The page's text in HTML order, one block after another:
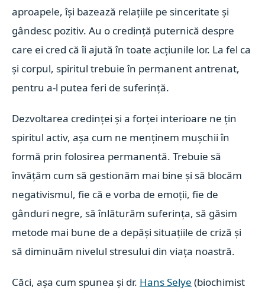
aproapele, își bazează relațiile pe sinceritate și
gândesc pozitiv. Au o credință puternică despre
care ei cred că îi ajută în toate acțiunile lor. La fel ca
și corpul, spiritul trebuie în permanent antrenat,
pentru a-l putea feri de suferință.
Dezvoltarea credinței și a forței interioare ne țin
spiritul activ, așa cum ne menținem mușchii în
formă prin folosirea permanentă. Trebuie să
învățăm cum să gestionăm mai bine și să blocăm
negativismul, fie că e vorba de emoții, fie de
gânduri negre, să înlăturăm suferința, să găsim
metode mai bune de a depăși situațiile de criză și
să diminuăm nivelul stresului din viața noastră.
Căci, așa cum spunea și dr. Hans Selye (biochimist